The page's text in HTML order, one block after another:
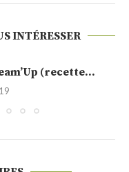
INTÉRESSER
(recette...